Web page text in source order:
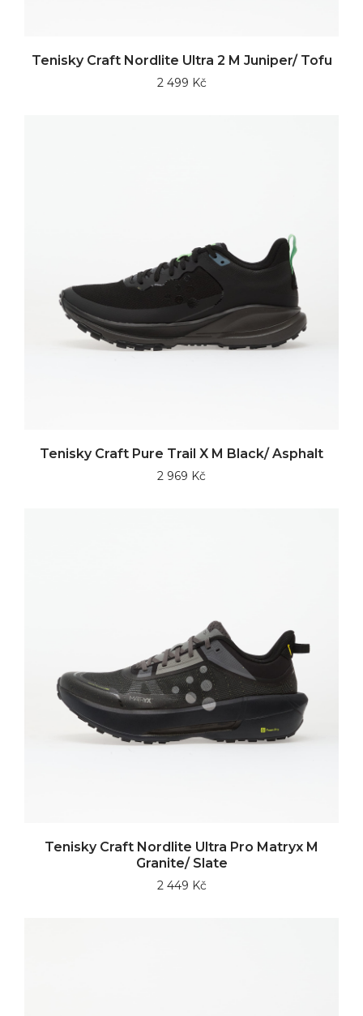
Tenisky Craft Nordlite Ultra 2 M Juniper/ Tofu
2 499 Kč
Tenisky Craft Pure Trail X M Black/ Asphalt
2 969 Kč
Tenisky Craft Nordlite Ultra Pro Matryx M
Granite/ Slate
2 449 Kč